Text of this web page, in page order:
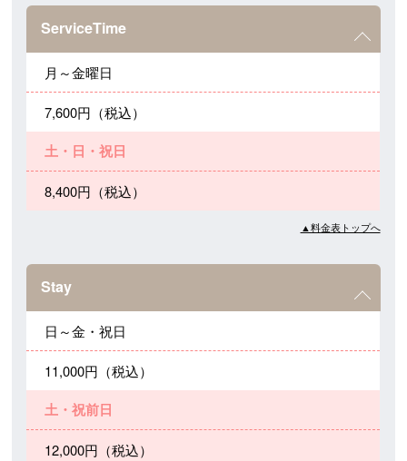
ServiceTime
月～金曜日
7,600円（税込）
土・日・祝日
8,400円（税込）
▲料金表トップへ
Stay
日～金・祝日
11,000円（税込）
土・祝前日
12,000円（税込）